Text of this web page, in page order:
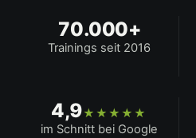
70.000+
Trainings seit 2016
4,9★★★★★
im Schnitt bei Google